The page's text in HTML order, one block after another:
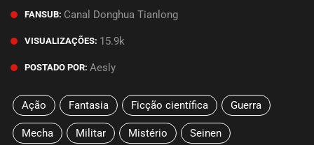
FANSUB: Canal Donghua Tianlong
VISUALIZAÇÕES: 15.9k
POSTADO POR: Aesly
Ação Fantasia Ficção científica Guerra
Mecha Militar Mistério Seinen